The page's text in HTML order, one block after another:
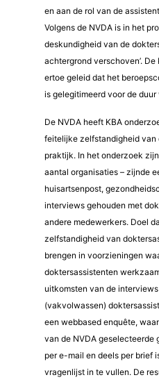
en aan de rol van de assistent
Volgens de NVDA is in het
deskundigheid van de
achtergrond verschoven’.
ertoe geleid dat het
is gelegitimeerd voor de
De NVDA heeft KBA
feitelijke zelfstandigheid van
praktijk. In het onderzoek
aantal organisaties – zijnde
huisartsenpost,
interviews gehouden met
andere medewerkers. Doel
zelfstandigheid van
brengen in voorzieningen
doktersassistenten
uitkomsten van de
(vakvolwassen)
een webbased enquête,
van de NVDA geselecteerde
per e-mail en deels per brief
vragenlijst in te vullen. De